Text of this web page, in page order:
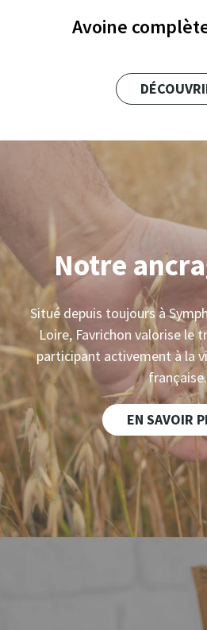
Avoine
Notre
Situé depuis toujours à
Loire, Favrichon valorise le
participant activement à la
française.
EN SAVOIR